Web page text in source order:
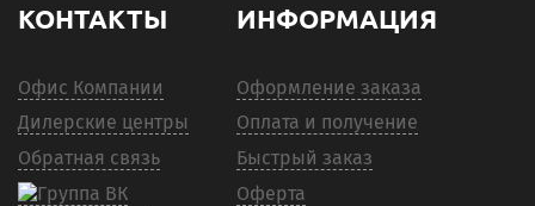
КОНТАКТЫ
Офис Компании
Дилерские центры
Обратная связь
ИНФОРМАЦИЯ
Оформление заказа
Оплата и получение
Быстрый заказ
Оферта